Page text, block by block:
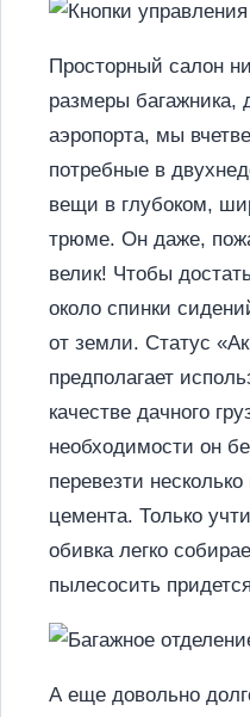
Просторный салон
размеры багажника,
аэропорта, мы
потребные в
вещи в глубоком,
трюме. Он даже,
велик! Чтобы
около спинки
от земли. Статус
предполагает
качестве дачного
необходимости он
перевезти
цемента. Только
обивка легко
пылесосить
А еще довольно